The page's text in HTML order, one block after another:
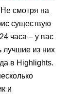
смотря на
существую
часа – у вас
лучшие из них
в Highlights.
и